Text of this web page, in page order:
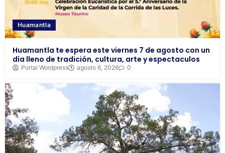
Huamantla
Huamantla te espera este viernes 7 de agosto con un
día lleno de tradición, cultura, arte y espectaculos
Portal Wordpress agosto 6, 2026 0